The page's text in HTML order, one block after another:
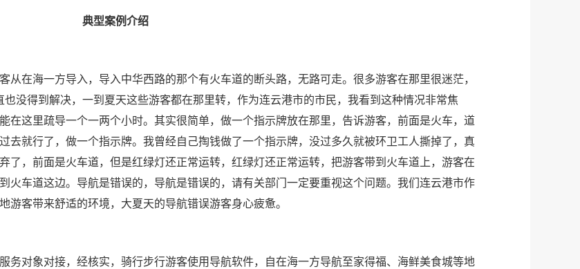
典型案例介绍
从在海一方导入，导入中华西路的那个有火车道的断头路，无路可走。很多游客在那里很迷茫，
没得到解决，一到夏天这些游客都在那里转，作为连云港市的市民，我看到这种情况非常焦
在这里疏导一个一两个小时。其实很简单，做一个指示牌放在那里，告诉游客，前面是火车，道
去就行了，做一个指示牌。我曾经自己掏钱做了一个指示牌，没过多久就被环卫工人撕掉了，真
了，前面是火车道，但是红绿灯还正常运转，红绿灯还正常运转，把游客带到火车道上，游客在
火车道这边。导航是错误的，导航是错误的，请有关部门一定要重视这个问题。我们连云港市作
客带来舒适的环境，大夏天的导航错误游客身心疲惫。
务对象对接，经核实，骑行步行游客使用导航软件，自在海一方导航至家得福、海鲜美食城等地